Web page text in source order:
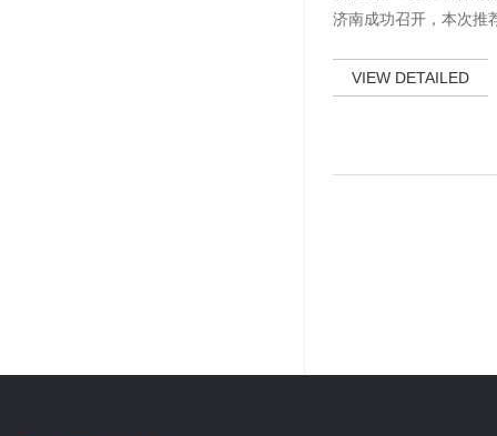
济南成功召开，本次推
山东省城市建设设计
筑规划勘察设计研究院
分的肯定。 本次产品
VIEW DETAILED